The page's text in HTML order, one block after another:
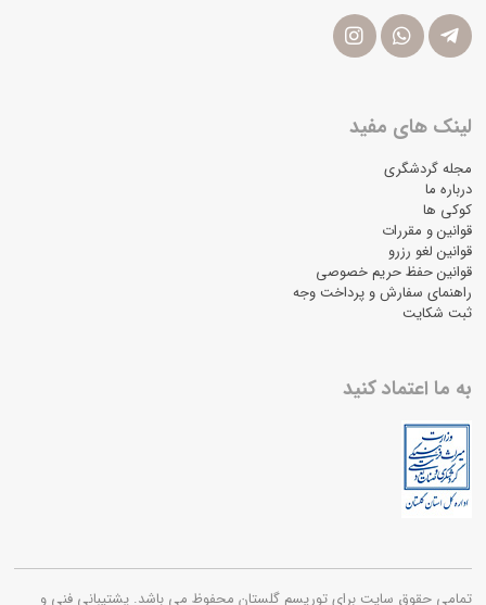
لینک های مفید
مجله گردشگری
درباره ما
کوکی ها
قوانین و مقررات
قوانین لغو رزرو
قوانین حفظ حریم خصوصی
راهنمای سفارش و پرداخت وجه
ثبت شکایت
به ما اعتماد کنید
تمامی حقوق سایت برای توریسم گلستان محفوظ می باشد. پشتیبانی فنی و